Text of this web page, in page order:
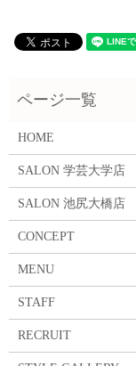
HOME
SALON 学芸大学店
SALON 池尻大橋店
CONCEPT
MENU
STAFF
RECRUIT